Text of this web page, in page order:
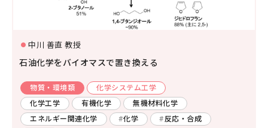
レーザー
光・熱
AI・IoT
コンピューター
社会システム工学 安全工学 防災工学
複合工学
材料工学
化学工学 ナノマイクロ科学
応用物理物性 応用物理工学
人間医工学
中川 善直 教授
石油化学をバイオマスで置き換える
物質・環境類
化学システム工学
化学工学
有機化学
無機材料化学
エネルギー関連化学
化学
反応・合成